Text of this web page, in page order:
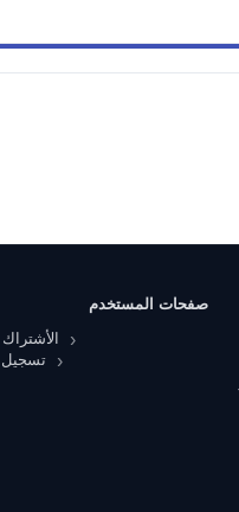
صفحات المستخدم
تسجيل